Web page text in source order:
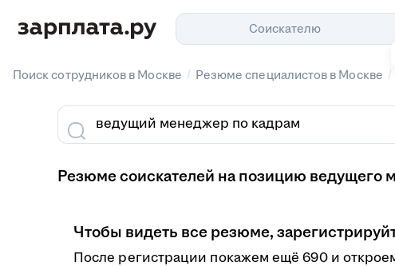
Соискателю
Поиск сотрудников в Москве / Резюме специалистов в Москве /
Резюме соискателей на позицию ведущего
Чтобы видеть все резюме,
После регистрации покажем ещё 690 и